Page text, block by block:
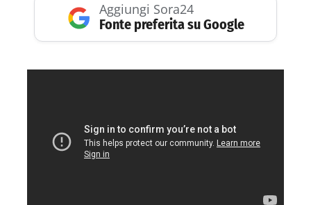
Aggiungi Sora24
Fonte preferita su Google